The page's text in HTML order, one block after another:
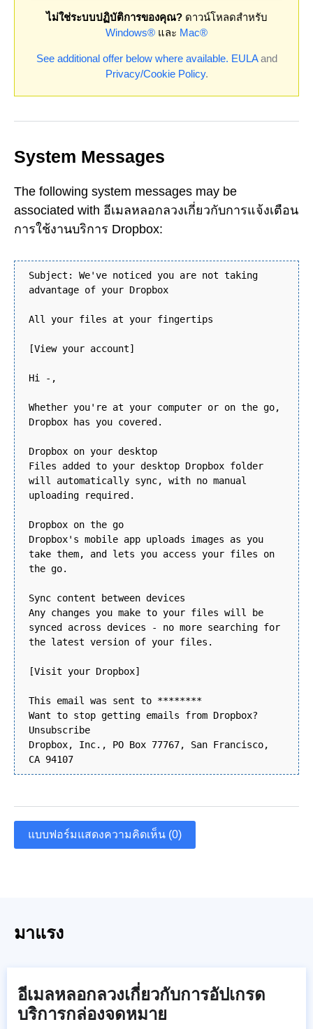
ไม่ใช่ระบบปฏิบัติการของคุณ?ดาวน์โหลดสำหรับ
Windows® และ Mac®
See additional offer below where available. EULAand
Privacy/Cookie Policy.
System Messages
The following system messages may be
associated with อีเมลหลอกลวงเกี่ยวกับการแจ้งเตือน
การใช้งานบริการ Dropbox:
Subject: We've noticed you are not taking
advantage of your Dropbox
All your files at your fingertips
[View your account]
Hi -,
Whether you're at your computer or on the go,
Dropbox has you covered.
Dropbox on your desktop
Files added to your desktop Dropbox folder
will automatically sync, with no manual
uploading required.
Dropbox on the go
Dropbox's mobile app uploads images as you
take them, and lets you access your files on
the go.
Sync content between devices
Any changes you make to your files will be
synced across devices - no more searching for
the latest version of your files.
[Visit your Dropbox]
This email was sent to ********
Want to stop getting emails from Dropbox?
Unsubscribe
Dropbox, Inc., PO Box 77767, San Francisco,
CA 94107
แบบฟอร์มแสดงความคิดเห็น (0)
มาแรง
อีเมลหลอกลวงเกี่ยวกับการอัปเกรด
บริการกล่องจดหมาย